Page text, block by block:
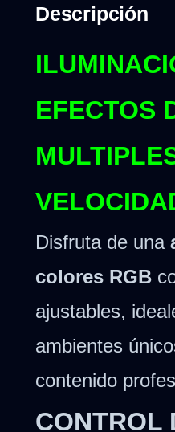
Descripción
EFECTOS
Disfruta de una
colores RGB
ajustables,
ambientes
contenido
CONTROL